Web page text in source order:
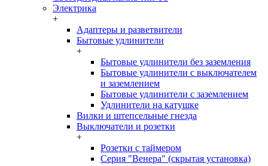
Электрика
+
Адаптеры и разветвители
Бытовые удлинители
+
Бытовые удлинители без заземления
Бытовые удлинители с выключателем
и заземлением
Бытовые удлинители с заземлением
Удлинители на катушке
Вилки и штепсельные гнезда
Выключатели и розетки
+
Розетки с таймером
Серия "Венера" (скрытая установка)